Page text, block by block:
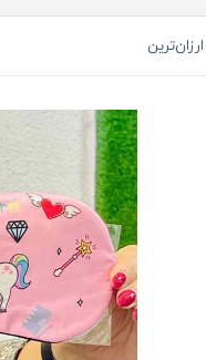
ارزان‌ترین